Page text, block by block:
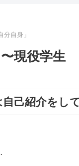
分自身」
現役学生
己紹介をし